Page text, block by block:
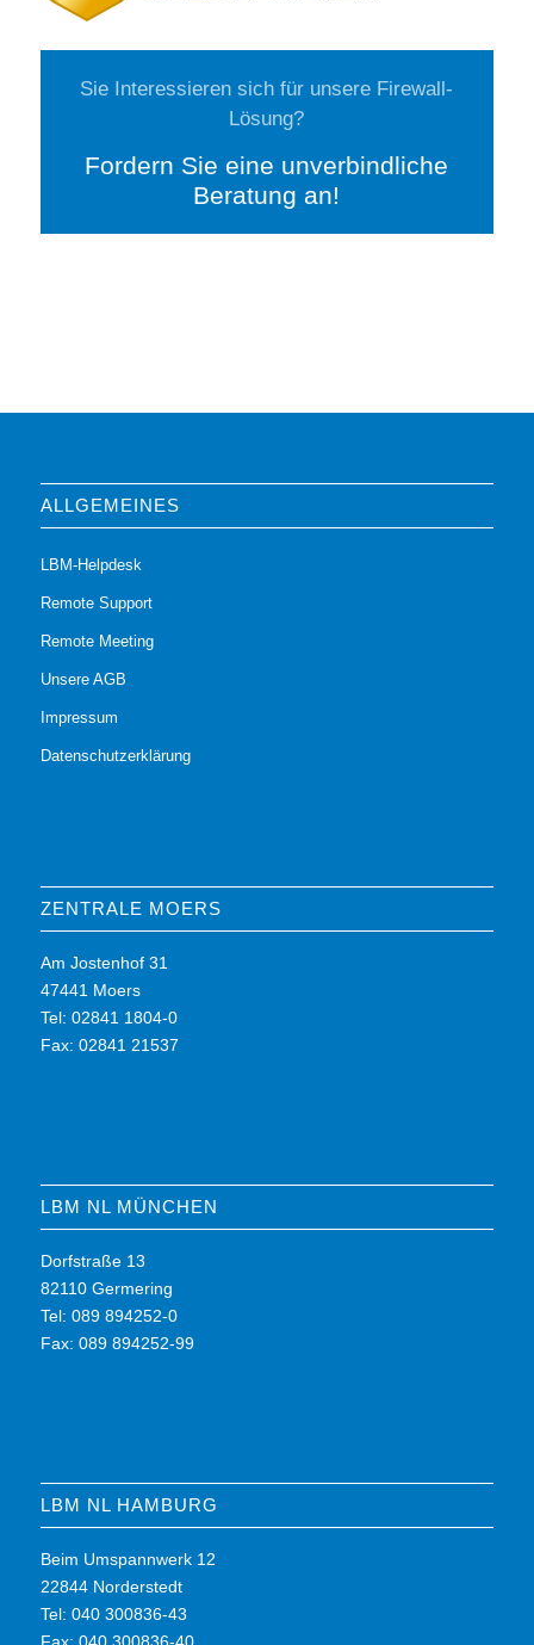
Sie Interessieren sich für unsere Firewall-
Lösung?
Fordern Sie eine unverbindliche
Beratung an!
ALLGEMEINES
LBM-Helpdesk
Remote Support
Remote Meeting
Unsere AGB
Impressum
Datenschutzerklärung
ZENTRALE MOERS
Am Jostenhof 31
47441 Moers
Tel: 02841 1804-0
Fax: 02841 21537
LBM NL MÜNCHEN
Dorfstraße 13
82110 Germering
Tel: 089 894252-0
Fax: 089 894252-99
LBM NL HAMBURG
Beim Umspannwerk 12
22844 Norderstedt
Tel: 040 300836-43